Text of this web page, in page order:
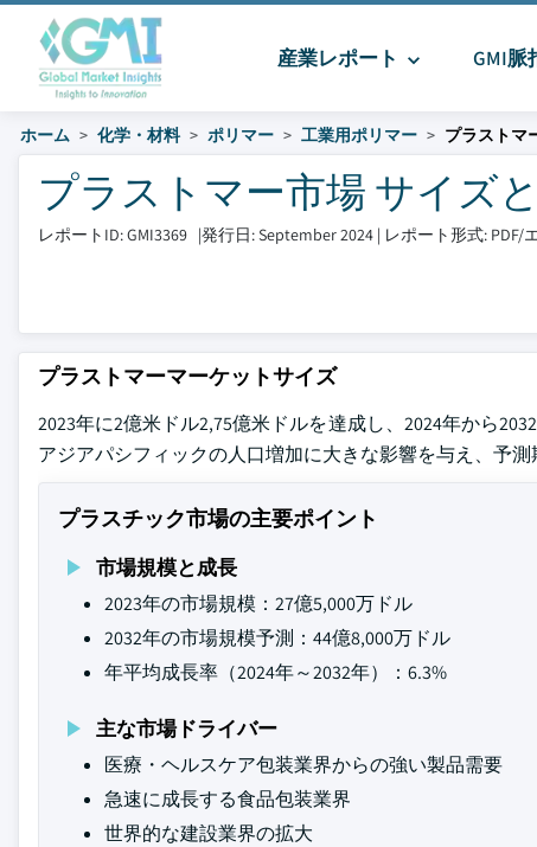
産業レポート GMI脈
ホーム 化学・材料 ポリマー 工業用ポリマー プラストマ
プラストマー市場 サイズ
レポートID: GMI3369 |発行日: September 2024 | レポート形式:
プラストマーマーケットサイズ
2023年に2億米ドル2,75億米ドルを達成し、2024年から
アジアパシフィックの人口増加に大きな影響を与え、予
プラスチック市場の主要ポイント
市場規模と成長
2023年の市場規模：27億5,000万ドル
2032年の市場規模予測：44億8,000万ドル
年平均成長率（2024年～2032年）：6.3%
主な市場ドライバー
医療・ヘルスケア包装業界からの強い製品需要
急速に成長する食品包装業界
世界的な建設業界の拡大